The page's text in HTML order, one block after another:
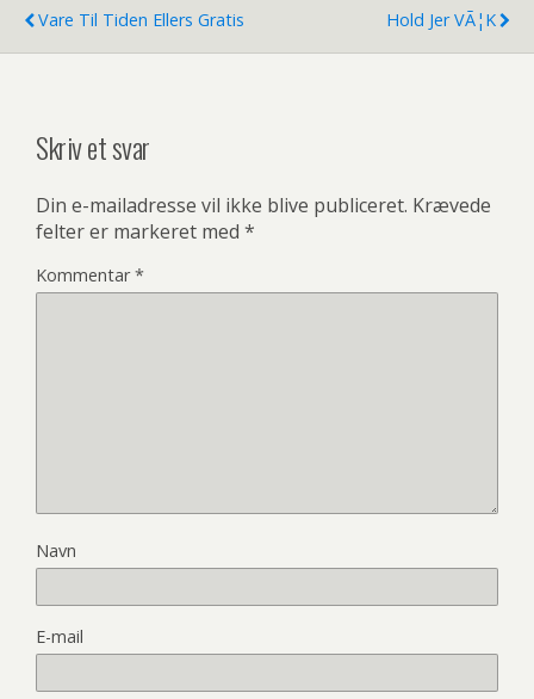
Vare Til Tiden Ellers Gratis
Hold Jer VÃ¦k
Skriv et svar
Din e-mailadresse vil ikke blive publiceret. Krævede
felter er markeret med *
Kommentar*
Navn
E-mail